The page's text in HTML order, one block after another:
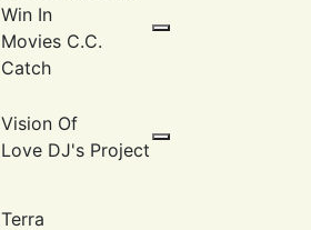
Win In
Movies C.C.
Catch
Vision Of
Love DJ's Project
Terra